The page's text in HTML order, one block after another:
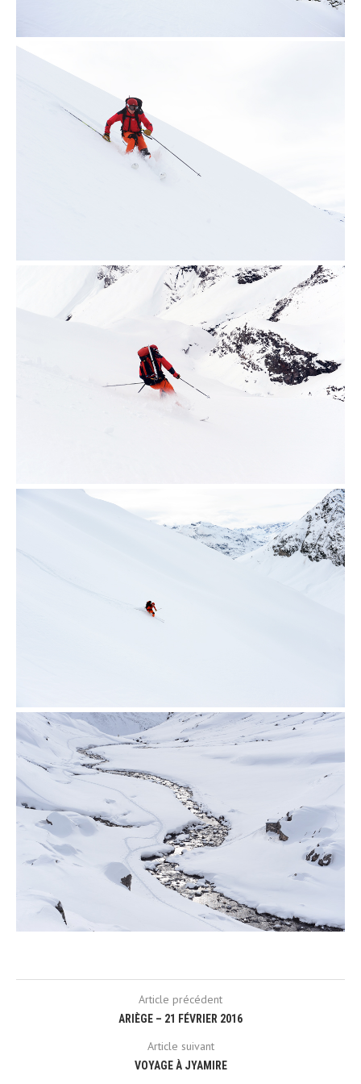
Article précédent
ARIÈGE – 21 FÉVRIER 2016
Article suivant
VOYAGE À JYAMIRE